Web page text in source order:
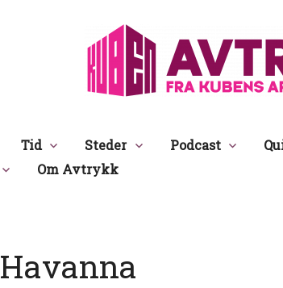
Tid Steder Podcast
Om Avtrykk
Havanna